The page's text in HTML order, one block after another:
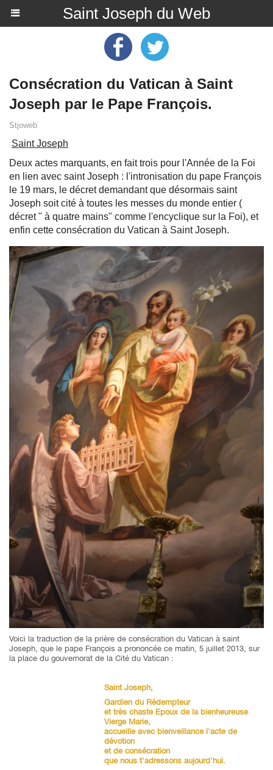
Saint Joseph du Web
Consécration du Vatican à Saint
Joseph par le Pape François.
Stjoweb
Saint Joseph
Deux actes marquants, en fait trois pour l'Année de la Foi
en lien avec saint Joseph : l'intronisation du pape François
le 19 mars, le décret demandant que désormais saint
Joseph soit cité à toutes les messes du monde entier (
décret " à quatre mains" comme l'encyclique sur la Foi), et
enfin cette consécration du Vatican à Saint Joseph.
Voici la traduction de la prière de consécration du Vatican à saint
Joseph, que le pape François a prononcée ce matin, 5 juillet 2013, sur
la place du gouvernorat de la Cité du Vatican :
Saint Joseph,
Gardien du Rédempteur
et très chaste Epoux de la bienheureuse
Vierge Marie,
accueille avec bienveillance l'acte de
dévotion
et de consécration
que nous t'adressons aujourd'hui.